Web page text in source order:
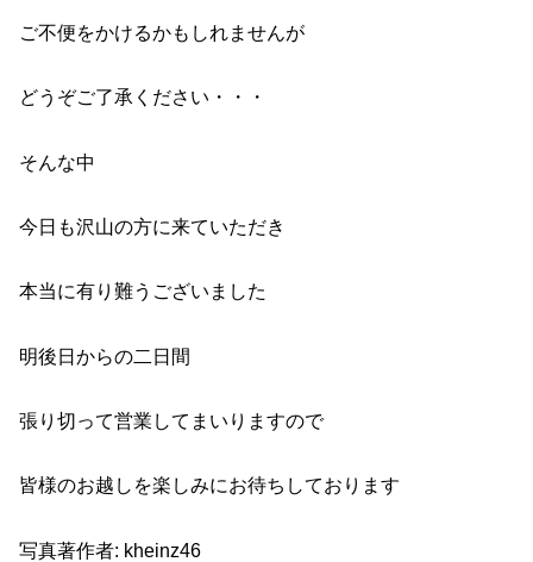
ご不便をかけるかもしれませんが
どうぞご了承ください・・・
そんな中
今日も沢山の方に来ていただき
本当に有り難うございました
明後日からの二日間
張り切って営業してまいりますので
皆様のお越しを楽しみにお待ちしております
写真著作者: kheinz46